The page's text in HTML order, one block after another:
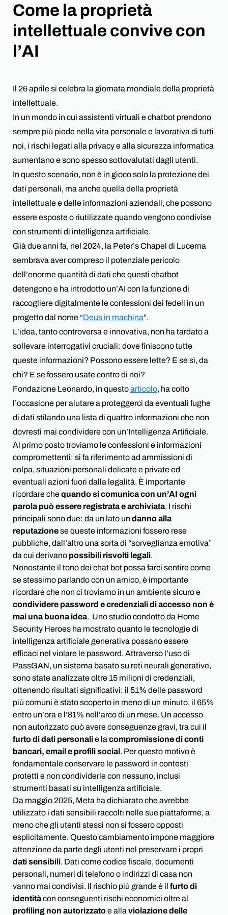
News
Partnership
Lavora con noi
Come la proprietà
intellettuale convive con
l’AI
Il 26 aprile si celebra la giornata mondiale della proprietà
intellettuale.
In un mondo in cui assistenti virtuali e chatbot prendono
sempre più piede nella vita personale e lavorativa di tutti
noi, i rischi legati alla privacy e alla sicurezza informatica
aumentano e sono spesso sottovalutati dagli utenti.
In questo scenario, non è in gioco solo la protezione dei
dati personali, ma anche quella della proprietà
intellettuale e delle informazioni aziendali, che possono
essere esposte o riutilizzate quando vengono condivise
con strumenti di intelligenza artificiale.
Già due anni fa, nel 2024, la Peter’s Chapel di Lucerna
sembrava aver compreso il potenziale pericolo
dell’enorme quantità di dati che questi chatbot
detengono e ha introdotto un’AI con la funzione di
raccogliere digitalmente le confessioni dei fedeli in un
progetto dal nome “Deus in machina”.
L’idea, tanto controversa e innovativa, non ha tardato a
sollevare interrogativi cruciali: dove finiscono tutte
queste informazioni? Possono essere lette? E se sì, da
chi? E se fossero usate contro di noi?
Fondazione Leonardo, in questoarticolo, ha colto
l’occasione per aiutare a proteggerci da eventuali fughe
di dati stilando una lista di quattro informazioni che non
dovresti mai condividere con un’Intelligenza Artificiale.
Al primo posto troviamo le confessioni e informazioni
compromettenti: si fa riferimento ad ammissioni di
colpa, situazioni personali delicate e private ed
eventuali azioni fuori dalla legalità. È importante
ricordare chequando si comunica con un’AI ogni
parola può essere registrata e archiviata. I rischi
principali sono due: da un lato un danno alla
reputazionese queste informazioni fossero rese
pubbliche, dall’altro una sorta di “sorveglianza emotiva”
da cui derivano possibili risvolti legali.
Nonostante il tono dei chat bot possa farci sentire come
se stessimo parlando con un amico, è importante
ricordare che non ci troviamo in un ambiente sicuro e
condividere password e credenziali di accesso non è
mai una buona idea. Uno studio condotto da Home
Security Heroes ha mostrato quanto le tecnologie di
intelligenza artificiale generativa possano essere
efficaci nel violare le password. Attraverso l’uso di
PassGAN, un sistema basato su reti neurali generative,
sono state analizzate oltre 15 milioni di credenziali,
ottenendo risultati significativi: il 51% delle password
più comuni è stato scoperto in meno di un minuto, il 65%
entro un’ora e l’81% nell’arco di un mese. Un accesso
non autorizzato può avere conseguenze gravi, tra cui il
furto di dati personalie la compromissione di conti
bancari, email e profili social. Per questo motivo è
fondamentale conservare le password in contesti
protetti e non condividerle con nessuno, inclusi
strumenti basati su intelligenza artificiale.
Da maggio 2025, Meta ha dichiarato che avrebbe
utilizzato i dati sensibili raccolti nelle sue piattaforme, a
meno che gli utenti stessi non si fossero opposti
esplicitamente. Questo cambiamento impone maggiore
attenzione da parte degli utenti nel preservare i propri
dati sensibili. Dati come codice fiscale, documenti
personali, numeri di telefono o indirizzi di casa non
vanno mai condivisi. Il rischio più grande è il furto di
identitàcon conseguenti rischi economici oltre al
profiling non autorizzatoe alla violazione delle